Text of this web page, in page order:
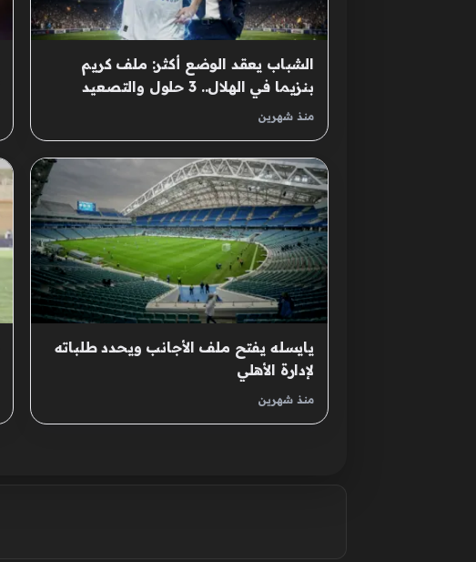
الشباب يعقد الوضع أكثر: ملف كريم
بنزيما في الهلال.. 3 حلول والتصعيد
القانوني ممكن
منذ شهرين
يايسله يفتح ملف الأجانب ويحدد طلباته
لإدارة الأهلي
منذ شهرين